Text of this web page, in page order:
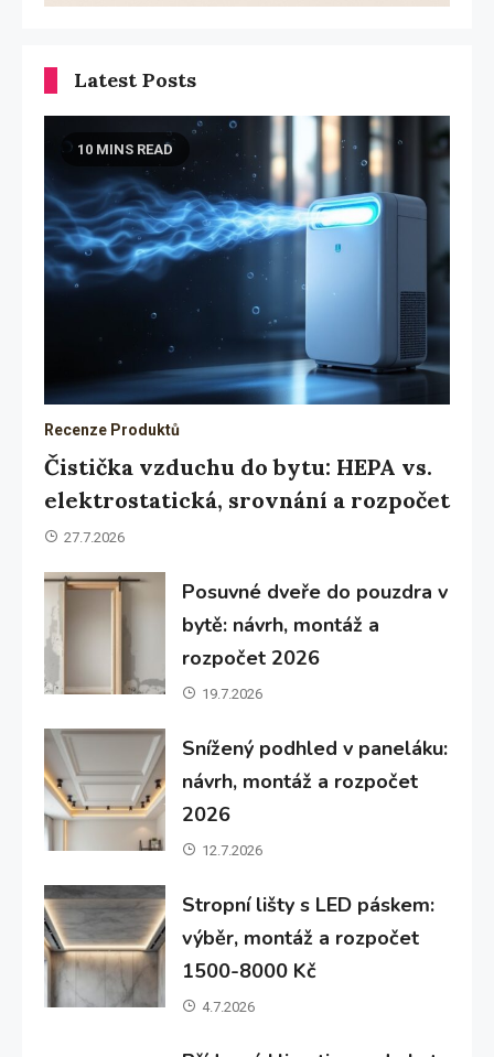
Latest Posts
10 MINS READ
Recenze Produktů
Čistička vzduchu do bytu: HEPA vs.
elektrostatická, srovnání a rozpočet
27.7.2026
Posuvné dveře do pouzdra v
bytě: návrh, montáž a
rozpočet 2026
19.7.2026
Snížený podhled v paneláku:
návrh, montáž a rozpočet
2026
12.7.2026
Stropní lišty s LED páskem:
výběr, montáž a rozpočet
1500-8000 Kč
4.7.2026